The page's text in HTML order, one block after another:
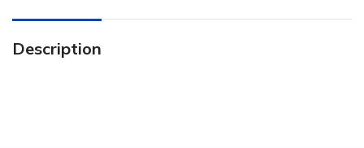
Description